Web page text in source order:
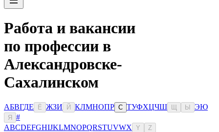
Работа и вакансии
по профессии в
Александровске-
Сахалинском
АБВГДЕ Ё ЖЗИ Й КЛМНОПР С ТУФХЦЧШ Ы ЭЮ
Я
#
ABCDEFGHIJKLMNOPQRSTUVWX Y Z